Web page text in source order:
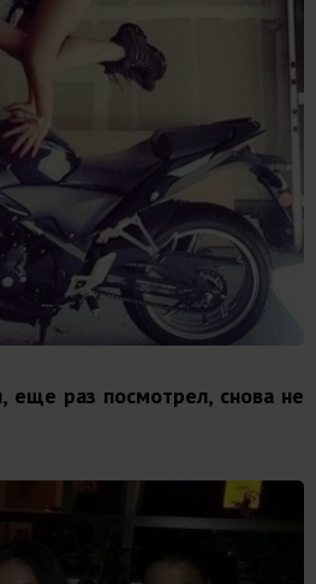
еще раз посмотрел, снова не